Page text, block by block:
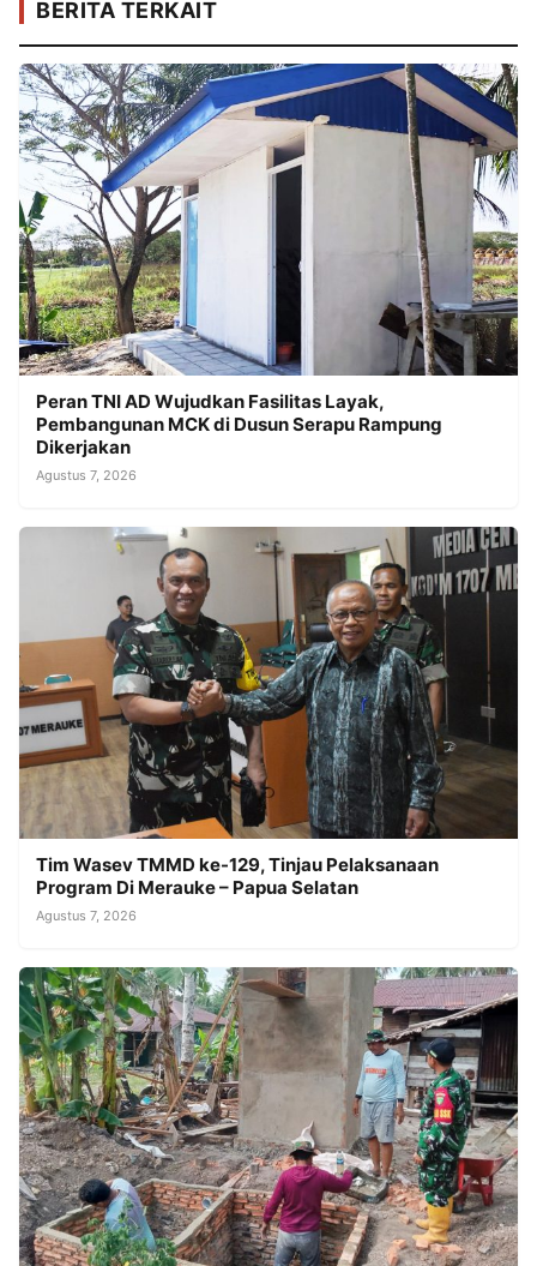
BERITA TERKAIT
Peran TNI AD Wujudkan Fasilitas Layak,
Pembangunan MCK di Dusun Serapu Rampung
Dikerjakan
Agustus 7, 2026
Tim Wasev TMMD ke-129, Tinjau Pelaksanaan
Program Di Merauke – Papua Selatan
Agustus 7, 2026